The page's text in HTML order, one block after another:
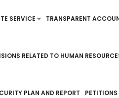
SERVICE TRANSPARENT
RELATED TO HUMAN
PLAN AND REPORT